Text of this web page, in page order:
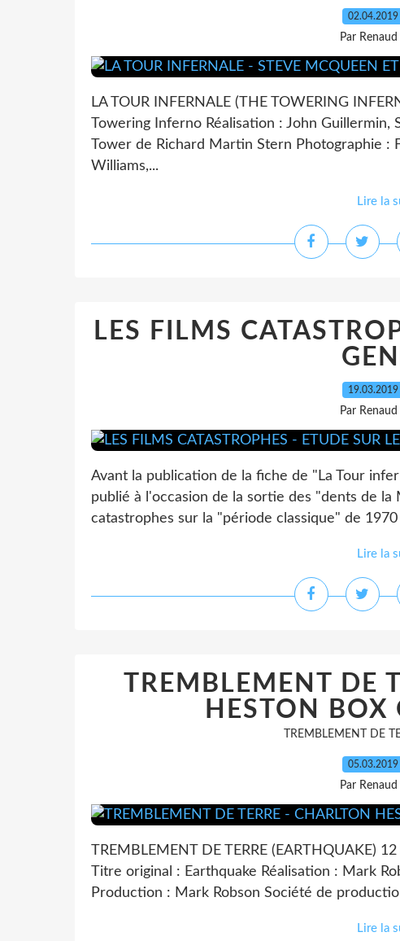
02.04.2019
Par Renaud
LA TOUR INFERNALE (THE TOWERING
Towering Inferno Réalisation : John Guillermin,
Tower de Richard Martin Stern Photographie :
Williams,...
Lire la
LES FILMS
19.03.2019
Par Renaud
Avant la publication de la fiche de "La Tour
publié à l'occasion de la sortie des "dents de
catastrophes sur la "période classique" de
Lire la
TREMBLEMENT DE
HESTON BOX
TREMBLEMENT DE
05.03.2019
Par Renaud
TREMBLEMENT DE TERRE (EARTHQUAKE)
Titre original : Earthquake Réalisation : Mark
Production : Mark Robson Société de
Lire la